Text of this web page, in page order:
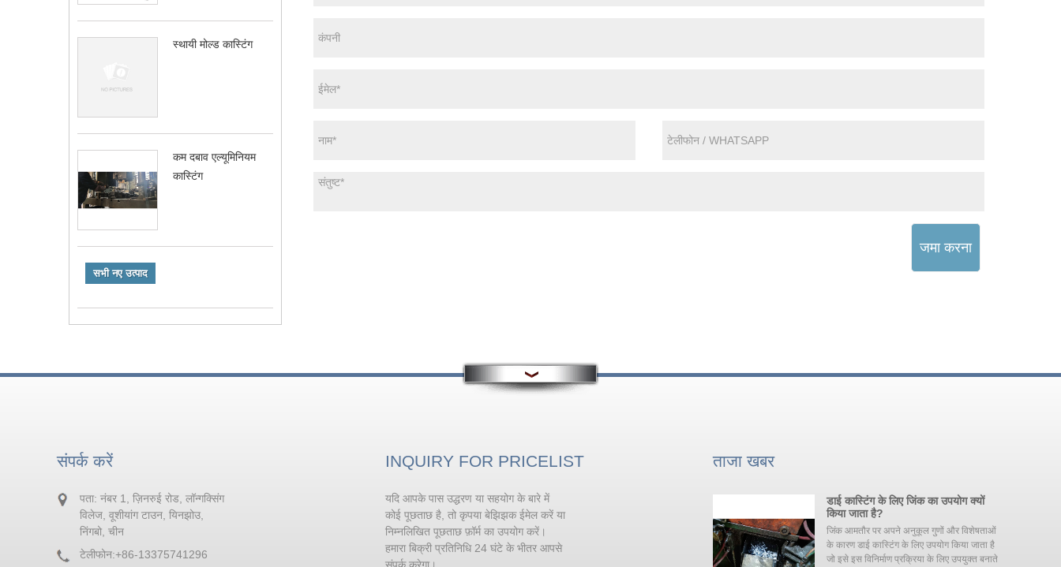
स्थायी मोल्ड कास्टिंग
कम दबाव एल्यूमिनियम
कास्टिंग
सभी नए उत्पाद
जमा करना
संपर्क करें
पता: नंबर 1, ज़िनरुई रोड, लॉन्गक्सिंग
विलेज, वूशीयांग टाउन, यिनझोउ,
निंगबो, चीन
टेलीफोन:+86-13375741296
INQUIRY FOR PRICELIST
यदि आपके पास उद्धरण या सहयोग के बारे में
कोई पूछताछ है, तो कृपया बेझिझक ईमेल करें या
निम्नलिखित पूछताछ फ़ॉर्म का उपयोग करें।
हमारा बिक्री प्रतिनिधि 24 घंटे के भीतर आपसे
संपर्क करेगा।
ताजा खबर
ढलाई से पहले तरल एल्युमिनियम के कायांतरण
उपचार में समस्याओं पर ध्यान देने की
आवश्यकता है
सोडियम मेटामॉर्फिक यूटेक्टिक सिलिकॉन के लिए
डाई कास्टिंग के लिए जिंक का उपयोग क्यों
किया जाता है?
जिंक आमतौर पर अपने अनुकूल गुणों और विशेषताओं
के कारण डाई कास्टिंग के लिए उपयोग किया जाता है
जो इसे इस विनिर्माण प्रक्रिया के लिए उपयुक्त बनाते